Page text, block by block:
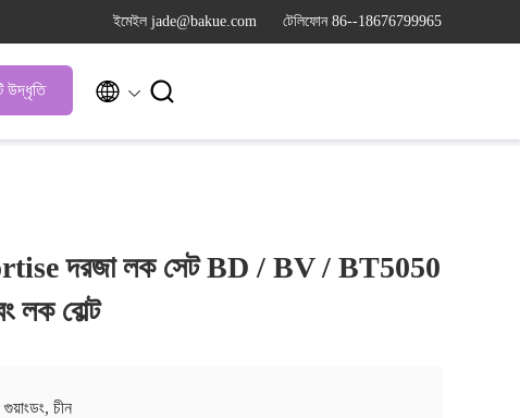
ইমেইল jade@bakue.com টেলিফোন 86--18676799965
উদ্ধৃতি  
দরজা লক সেট BD / BV / BT5050
লক বোল্ট
গুয়াংডং, চীন